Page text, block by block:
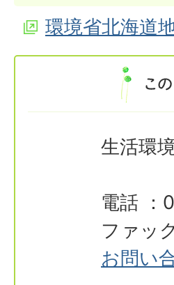
環境省北海道
生活環
電話 ：
ファッ
お問い